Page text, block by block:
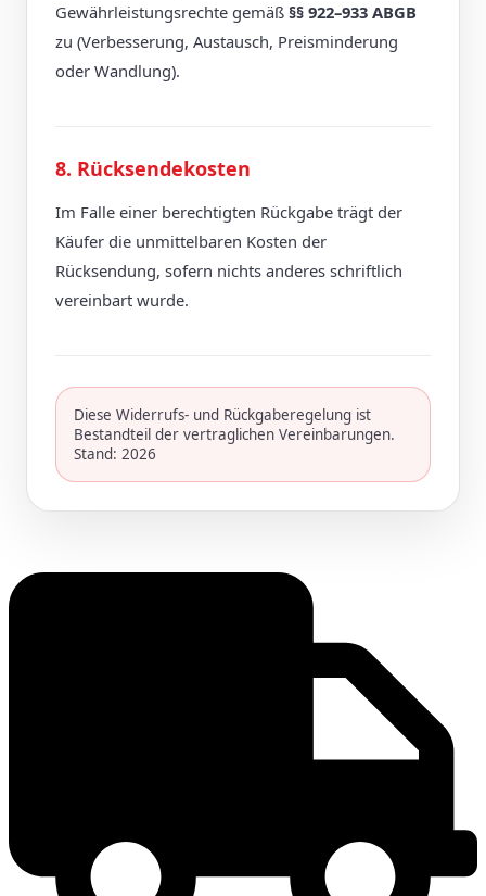
Gewährleistungsrechte gemäß §§ 922–933 ABGB
zu (Verbesserung, Austausch, Preisminderung
oder Wandlung).
8. Rücksendekosten
Im Falle einer berechtigten Rückgabe trägt der
Käufer die unmittelbaren Kosten der
Rücksendung, sofern nichts anderes schriftlich
vereinbart wurde.
Diese Widerrufs- und Rückgaberegelung ist
Bestandteil der vertraglichen Vereinbarungen.
Stand: 2026